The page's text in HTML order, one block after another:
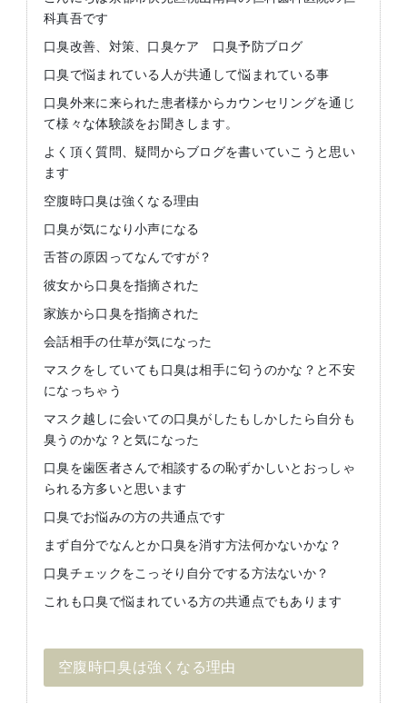
科真吾です
口臭改善、対策、口臭ケア 口臭予防ブログ
口臭で悩まれている人が共通して悩まれている事
口臭外来に来られた患者様からカウンセリングを通じ
て様々な体験談をお聞きします。
よく頂く質問、疑問からブログを書いていこうと思い
ます
空腹時口臭は強くなる理由
口臭が気になり小声になる
舌苔の原因ってなんですが？
彼女から口臭を指摘された
家族から口臭を指摘された
会話相手の仕草が気になった
マスクをしていても口臭は相手に匂うのかな？と不安
になっちゃう
マスク越しに会いての口臭がしたもしかしたら自分も
臭うのかな？と気になった
口臭を歯医者さんで相談するの恥ずかしいとおっしゃ
られる方多いと思います
口臭でお悩みの方の共通点です
まず自分でなんとか口臭を消す方法何かないかな？
口臭チェックをこっそり自分でする方法ないか？
これも口臭で悩まれている方の共通点でもあります
空腹時口臭は強くなる理由